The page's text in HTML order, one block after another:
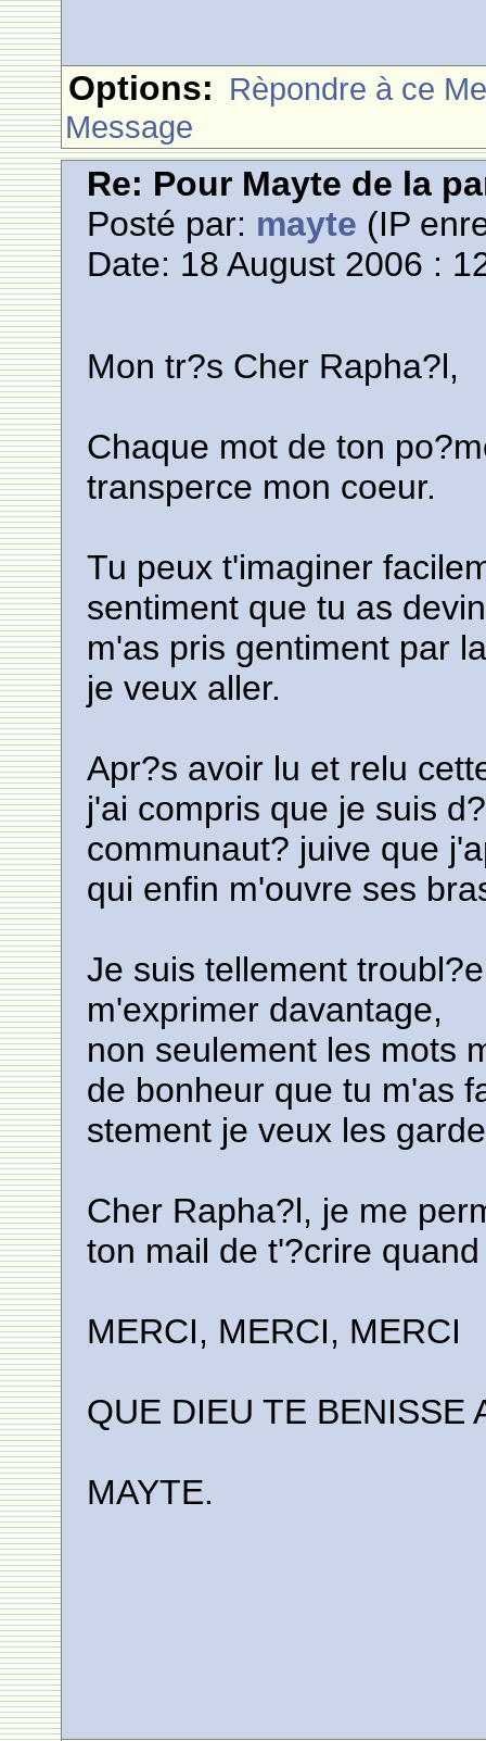
Options: Rèpondre à ce
Message
Re: Pour Mayte de la
Posté par: mayte (IP
Date: 18 August 2006 :
Mon tr?s Cher Rapha?l,
Chaque mot de ton
transperce mon coeur.
Tu peux t'imaginer
sentiment que tu as
m'as pris gentiment par
je veux aller.
Apr?s avoir lu et relu
j'ai compris que je suis
communaut? juive que
qui enfin m'ouvre ses
Je suis tellement
m'exprimer davantage,
non seulement les mots
de bonheur que tu m'as
stement je veux les
Cher Rapha?l, je me
ton mail de t'?crire
MERCI, MERCI, MERCI
QUE DIEU TE BENISSE
MAYTE.